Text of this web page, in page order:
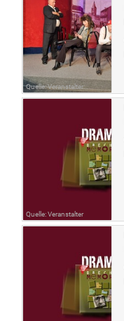
Quelle: Veranstalter
Quelle: Veranstalter